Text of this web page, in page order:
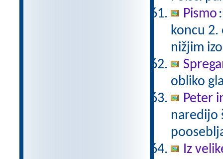
Pismo
koncu 2.
nižjim
obliko
Peter
naredijo
Iz